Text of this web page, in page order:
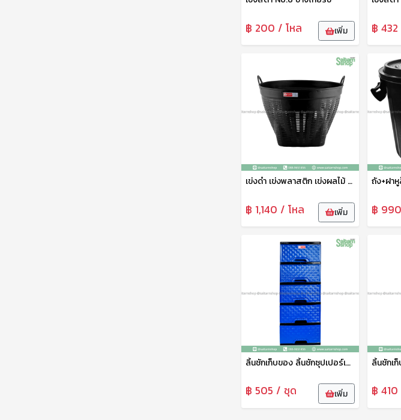
฿ 200 / โหล เพิ่ม ฿
เข่งดำ เข่งพลาสติก เข่งผลไม้ เข่งกลม เข่งปลูกต้นไม้ เข่งใส่ของ อเนกประสงค์ No.1 ช้างไทยรัฐ
฿ 1,140 / โหล เพิ่ม
ถัง+ฝา
฿
ลิ้นชักเก็บของ ลิ้นชักซุปเปอร์เซฟ 5ชั้น ตราช้าง ลิ้นชักใส่เสื้อผ้า ลิ้นชักพลาสติก เกรดพรีเมี่ยม ทนทาน แข็งแรง
฿ 505 / ชุด เพิ่ม ฿